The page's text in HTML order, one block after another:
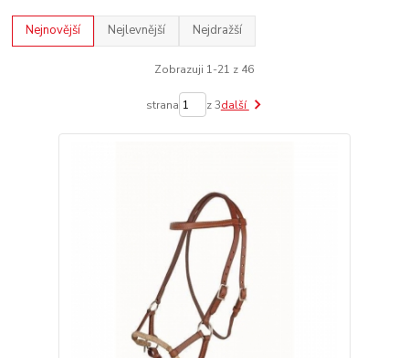
Nejnovější Nejlevnější Nejdražší
Zobrazuji 1-21 z 46
strana z 3další